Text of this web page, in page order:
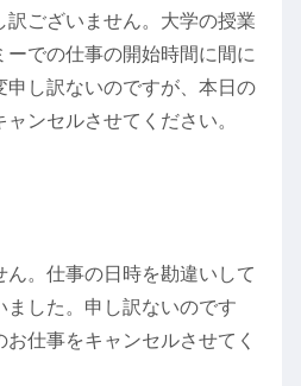
訳ございません。大学の授業
での仕事の開始時間に間に
申し訳ないのですが、本日の
ンセルさせてください。
ん。仕事の日時を勘違いして
ました。申し訳ないのです
仕事をキャンセルさせてく